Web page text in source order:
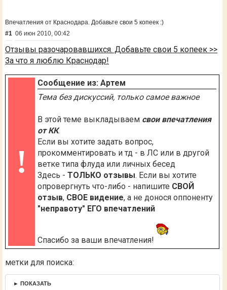
Впечатления от Краснодара. Добавьте свои 5 копеек :)
#1 06 июн 2010, 00:42
Отзывы разочаровавшихся. Добавьте свои 5 копеек >>
За что я люблю Краснодар!
!
Сообщение из: Артем
Тема без дискуссий, только самое важное
В этой теме выкладываем свои впечатления
от КК.
Если вы хотите задать вопрос,
прокомментировать и тд - в ЛС или в другой
ветке типа флуда или личных бесед
Здесь - ТОЛЬКО отзывы. Если вы хотите
опровергнуть что-либо - напишите СВОЙ
отзыв, СВОЕ видение, а не донося оппоненту
"неправоту" ЕГО впечатлений
Спасибо за ваши впечатления!
метки для поиска:
► ПОКАЗАТЬ